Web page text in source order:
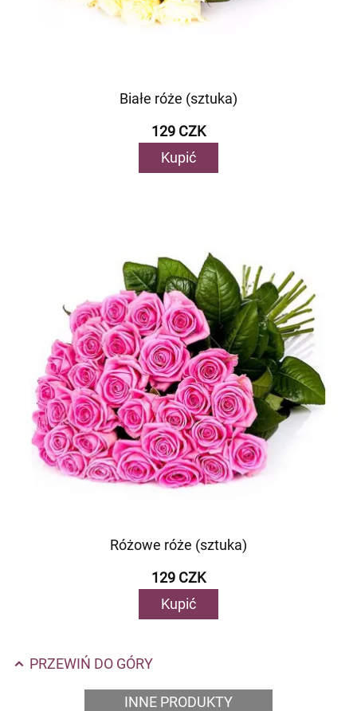
Białe róże (sztuka)
129 CZK
Kupić
Różowe róże (sztuka)
129 CZK
Kupić
PRZEWIŃ DO GÓRY
INNE PRODUKTY